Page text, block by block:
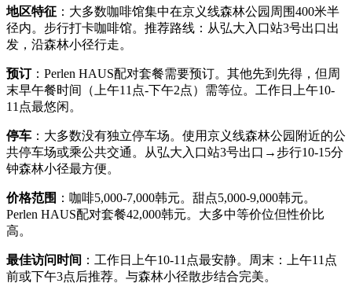
地区特征 ：大多数咖啡馆集中在京义线森林公园周围400米半
径内。步行打卡咖啡馆。推荐路线：从弘大入口站3号出口出
发，沿森林小径行走。
预订：Perlen HAUS配对套餐需要预订。其他先到先得，但周
末早午餐时间（上午11点-下午2点）需等位。工作日上午10-
11点最悠闲。
停车 ：大多数没有独立停车场。使用京义线森林公园附近的公
共停车场或乘公共交通。从弘大入口站3号出口→步行10-15分
钟森林小径最方便。
价格范围 ：咖啡5,000-7,000韩元。甜点5,000-9,000韩元。
Perlen HAUS配对套餐42,000韩元。大多中等价位但性价比
高。
最佳访问时间 ：工作日上午10-11点最安静。周末：上午11点
前或下午3点后推荐。与森林小径散步结合完美。